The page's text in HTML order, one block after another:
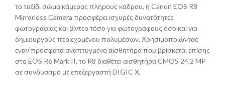
το ταξίδι σώμα κάμερας πλήρους κάδρου, η Canon EOS R8
Mirrorless Camera προσφέρει ισχυρές δυνατότητες
φωτογραφίας και βίντεο τόσο για φωτογράφους όσο και για
δημιουργούς περιεχομένου πολυμέσων. Χρησιμοποιώντας
έναν πρόσφατα αναπτυγμένο αισθητήρα που βρίσκεται επίσης
στο EOS R6 Mark II, το R8 διαθέτει αισθητήρα CMOS 24,2 MP
σε συνδυασμό με επεξεργαστή DIGIC X.